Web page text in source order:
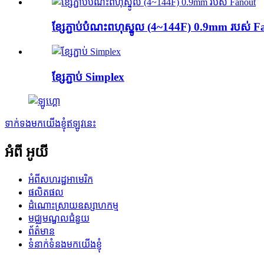
ខ្សែភ្ជាប់បំណះពហុស្នូល (4~144F) 0.9mm របស់
ខ្សែភ្ជាប់ Simplex
ទាក់ទងមកយើងខ្ញុំឥឡូវនេះ
អំពី អូយី
អំពី​សហរដ្ឋអាមេរិក
ផលិតផល
ដំណោះស្រាយឧស្សាហកម្ម
មជ្ឈមណ្ឌលជំនួយ
ព័ត៌មាន
ទំនាក់ទំនងមកយើងខ្ញុំ